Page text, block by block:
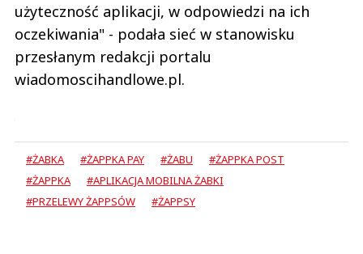
użyteczność aplikacji, w odpowiedzi na ich
oczekiwania" - podała sieć w stanowisku
przesłanym redakcji portalu
wiadomoscihandlowe.pl.
#ŻABKA #ŻAPPKA PAY #ŻABU
#ŻAPPKA POST
#ŻAPPKA
#APLIKACJA MOBILNA ŻABKI
#PRZELEWY ŻAPPSÓW
#ŻAPPSY